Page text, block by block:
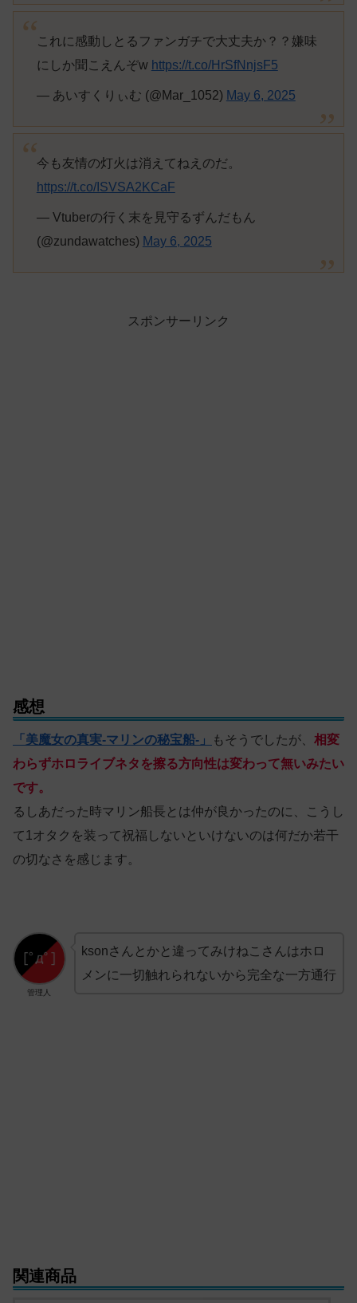
これに感動しとるファンガチで大丈夫か？？嫌味
にしか聞こえんぞw https://t.co/HrSfNnjsF5
— あいすくりぃむ (@Mar_1052) May 6, 2025
今も友情の灯火は消えてねえのだ。
https://t.co/ISVSA2KCaF
— Vtuberの行く末を見守るずんだもん
(@zundawatches) May 6, 2025
スポンサーリンク
感想
「美魔女の真実-マリンの秘宝船-」 もそうでしたが、 相変
わらずホロライブネタを擦る方向性は変わって無いみたい
です。
るしあだった時マリン船長とは仲が良かったのに、こうし
て1オタクを装って祝福しないといけないのは何だか若干
の切なさを感じます。
管理人
ksonさんとかと違ってみけねこさんはホロ
メンに一切触れられないから完全な一方通行
関連商品